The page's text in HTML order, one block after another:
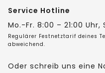
Service Hotline
Mo.-Fr. 8:00 – 21:00 Uhr,
Regulärer Festnetztarif deines
abweichend.
Oder schreib uns eine